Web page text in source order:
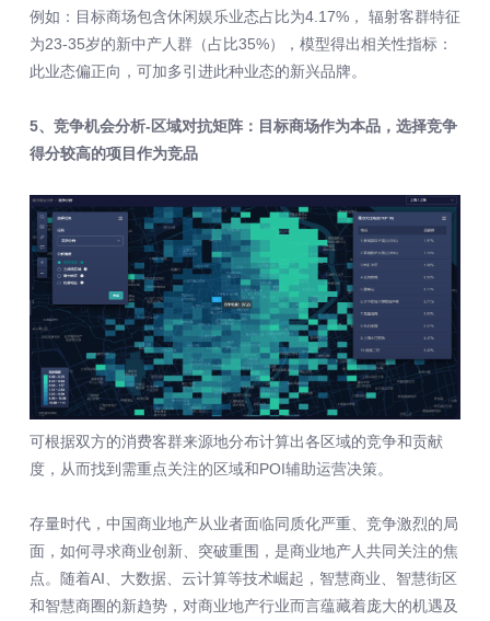
例如：目标商场包含休闲娱乐业态占比为4.17%， 辐射客群特征
为23-35岁的新中产人群（占比35%），模型得出相关性指标：
此业态偏正向，可加多引进此种业态的新兴品牌。
5、竞争机会分析-区域对抗矩阵：目标商场作为本品，选择竞争
得分较高的项目作为竞品
可根据双方的消费客群来源地分布计算出各区域的竞争和贡献
度，从而找到需重点关注的区域和POI辅助运营决策。
存量时代，中国商业地产从业者面临同质化严重、竞争激烈的局
面，如何寻求商业创新、突破重围，是商业地产人共同关注的焦
点。随着AI、大数据、云计算等技术崛起，智慧商业、智慧街区
和智慧商圈的新趋势，对商业地产行业而言蕴藏着庞大的机遇及